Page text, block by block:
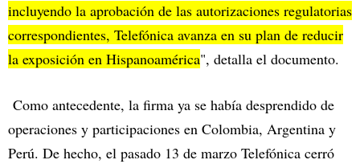
incluyendo la aprobación de las autorizaciones regulatorias
correspondientes, Telefónica avanza en su plan de reducir
la exposición en Hispanoamérica", detalla el documento.
Como antecedente, la firma ya se había desprendido de
operaciones y participaciones en Colombia, Argentina y
Perú. De hecho, el pasado 13 de marzo Telefónica cerró